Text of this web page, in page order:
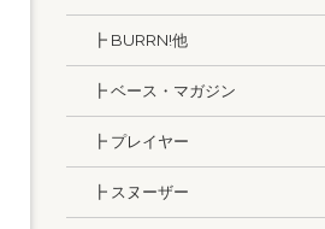
┣ BURRN!他
┣ ベース・マガジン
┣ プレイヤー
┣ スヌーザー